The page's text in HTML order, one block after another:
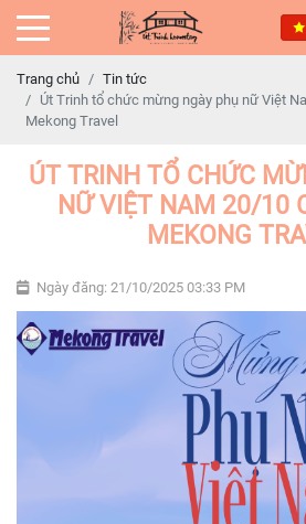
Trang chủ
Tin tức
Út Trinh tổ chức mừng ngày phụ nữ Việt
Mekong Travel
ÚT TRINH TỔ CHỨC
NỮ VIỆT NAM 20/10
MEKONG
Ngày đăng: 21/10/2025 03:33 PM